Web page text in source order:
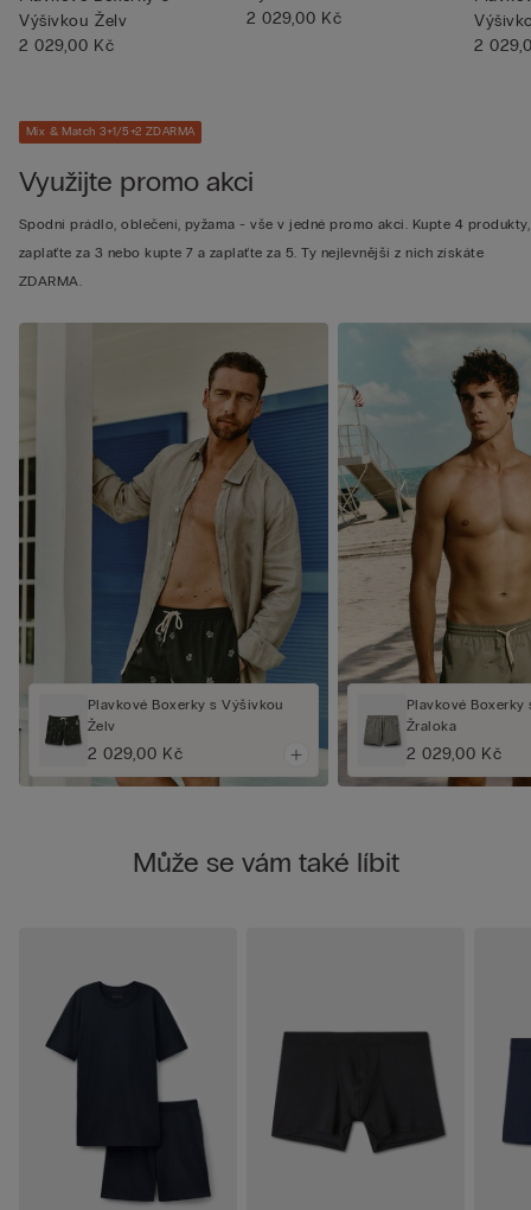
Výšivkou Želv
2 029,00 Kč
2 029,00 Kč
2
Mix & Match 3+1/5+2 ZDARMA
Využijte promo akci
Spodní prádlo, oblečení, pyžama - vše v jedné promo akci. Kupte 4 produkty,
zaplaťte za 3 nebo kupte 7 a zaplaťte za 5. Ty nejlevnější z nich získáte
ZDARMA.
Plavkové Boxerky s Výšivkou
Želv
2 029,00 Kč
Plavkové Boxerky
Žraloka
2 029,00 Kč
Může se vám také líbit